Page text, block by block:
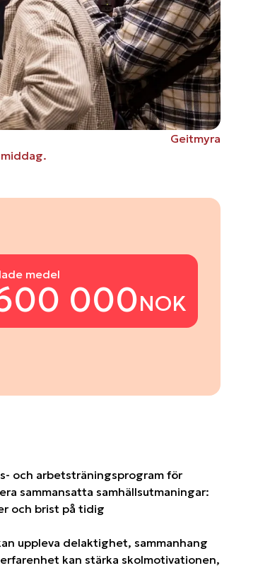
Geitmyra
medel
000NOK
och arbetsträningsprogram för
sammansatta samhällsutmaningar:
och brist på tidig
uppleva delaktighet, sammanhang
kan stärka skolmotivationen,